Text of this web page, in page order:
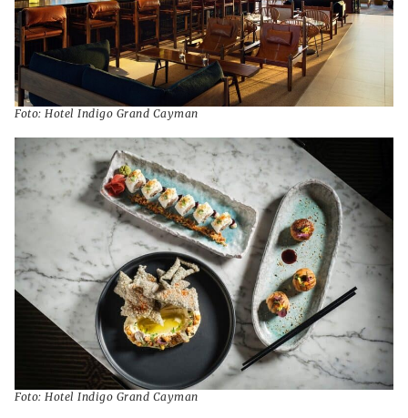
Foto: Hotel Indigo Grand Cayman
Foto: Hotel Indigo Grand Cayman